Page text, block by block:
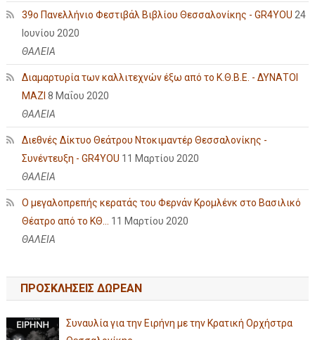
39ο Πανελλήνιο Φεστιβάλ Βιβλίου Θεσσαλονίκης - GR4YOU 24
Ιουνίου 2020
ΘΑΛΕΙΑ
Διαμαρτυρία των καλλιτεχνών έξω από το Κ.Θ.Β.Ε. - ΔΥΝΑΤΟΙ
ΜΑΖΙ 8 Μαΐου 2020
ΘΑΛΕΙΑ
Διεθνές Δίκτυο Θεάτρου Ντοκιμαντέρ Θεσσαλονίκης -
Συνέντευξη - GR4YOU 11 Μαρτίου 2020
ΘΑΛΕΙΑ
Ο μεγαλοπρεπής κερατάς του Φερνάν Κρομλένκ στο Βασιλικό
Θέατρο από το ΚΘ...
11 Μαρτίου 2020
ΘΑΛΕΙΑ
ΠΡΟΣΚΛΗΣΕΙΣ ΔΩΡΕΑΝ
Συναυλία για την Ειρήνη με την Κρατική Ορχήστρα